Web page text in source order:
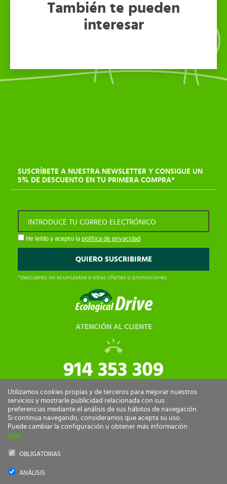
También te pueden
interesar
SUSCRÍBETE A NUESTRA NEWSLETTER Y CONSIGUE UN
5% DE DESCUENTO EN TU PRIMERA COMPRA*
INTRODUCE TU CORREO ELECTRÓNICO
He leído y acepto la política de privacidad
*descuento no acumulable a otras ofertas o promociones.
ATENCIÓN AL CLIENTE
914 353 309
tiendaonline@ecologicaldrive.com
Utilizamos cookies propias y de terceros para mejorar nuestros
servicios y mostrarle publicidad relacionada con sus
preferencias mediante el análisis de sus hábitos de navegación.
Si continua navegando, consideramos que acepta su uso.
Puede cambiar la configuración u obtener más información
aquí
OBLIGATORIAS
ANÁLISIS